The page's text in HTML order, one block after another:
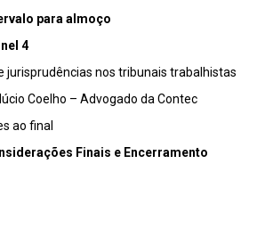
para almoço
4
jurisprudências nos tribunais trabalhistas
Coelho – Advogado da Contec
ao final
Finais e Encerramento